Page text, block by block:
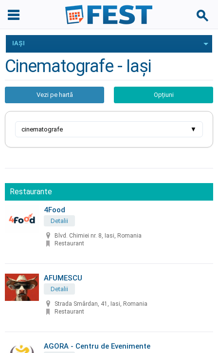
IAŞI
Cinematografe - Iaşi
Vezi pe hartă Opțiuni
cinematografe ▼
Restaurante
4Food
Detalii
Blvd. Chimiei nr. 8, Iasi, Romania
Restaurant
AFUMESCU
Detalii
Strada Smârdan, 41, Iasi, Romania
Restaurant
AGORA - Centru de Evenimente